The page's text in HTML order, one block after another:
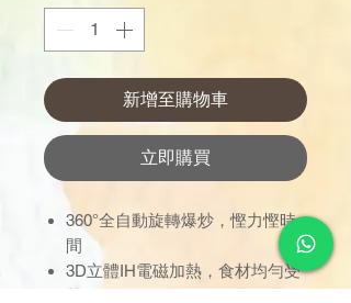
新增至購物車
立即購買
360°全自動旋轉爆炒，慳力慳時
間
3D立體IH電磁加熱，食材均勻受